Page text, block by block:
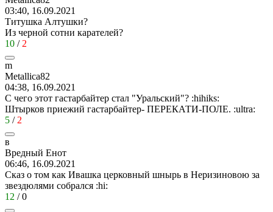
03:40, 16.09.2021
Титушка Алтушки?
Из черной сотни карателей?
10 / 2
m
Metallica82
04:38, 16.09.2021
С чего этот гастарбайтер стал "Уральский"? :hihiks:
Штырков приежий гастарбайтер- ПЕРЕКАТИ-ПОЛЕ. :ultra:
5 / 2
в
Вредный Енот
06:46, 16.09.2021
Сказ о том как Ивашка церковный шнырь в Неризиновою за
звездюлями собрался :hi:
12 /0